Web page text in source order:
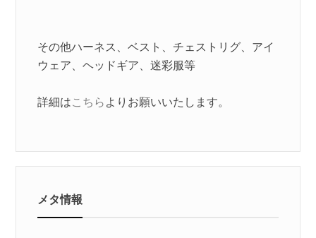
その他ハーネス、ベスト、チェストリグ、アイ
ウェア、ヘッドギア、迷彩服等
詳細はこちら よりお願いいたします。
メタ情報